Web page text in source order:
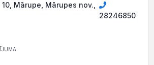
Mārupe, Mārupes nov.,
28246850